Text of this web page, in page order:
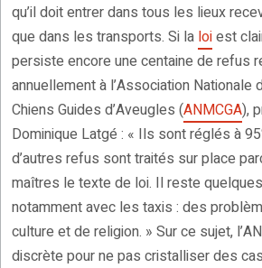
qu’il doit entrer dans tous les lieux
que dans les transports. Si la loiest
persiste encore une centaine de refus
annuellement à l’Association Nationale
Chiens Guides d’Aveugles (ANMCGA),
Dominique Latgé : « Ils sont réglés à
d’autres refus sont traités sur place
maîtres le texte de loi. Il reste
notamment avec les taxis : des
culture et de religion. » Sur ce sujet,
discrète pour ne pas cristalliser des